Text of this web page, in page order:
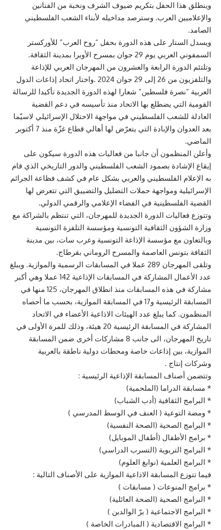
وينطلق هذا الحفل بتكريم ضيوف الشرف ونخبة من الفنانين
والإعلاميين العرب. وسترصد مداخيله لأبناء الشعب الفلسطيني
الصامد.
ويسدل الستار على هذه الدورة بحفل “روح العرب” للأوركستر
السمفوني العربي يوم 29 جوان بمسرح الأوبرا بمدينة الثقافة.
وتلتئم الدورة الرابعة والعشرون من المهرجان العربي للإذاعة
والتلفزيون من 26 إلى 29 جوان 2024 .واختار اتحاد إذاعات الدول
العربية “نصرة فلسطين” شعارا لهذه الدورة الجديدة تأكيدا للرسالة
القومية التي يضطلع بها الاتحاد منذ تأسيسه في دعم القضية
العادلة للشعب الفلسطيني في مواجهة الاحتلال الإسرائيلي لاسيّما
بعد العدوان والإبادة التي يتعرّض لها أهالي قطاع غزّة منذ 7 أكتوبر
الماضي.
وأعلن المنظمون أن جانبا من فعاليات هذه الدورة سيكون على
إيقاع الإشادة بصمود الشعب الفلسطيني والدور التاريخي الذي قام
به الإعلام الفلسطيني والعربي بشكل عام في كشف فظاعة الجرائم
الإسرائيلية ومواجهة حملات التضليل والتضييق التي تتعرض لها
القضية الفلسطينية في الفضاء الإعلامي والرقمي الدولي.
وتتوزع فعاليات الدورة الجديدة للمهرجان، التي تنتظم بالشراكة مع
وزارة الشؤون الثقافية التونسية ومؤسسة التلفزة التونسية
وبالتعاون مع مؤسسة الإذاعة التونسية وعرب سات، بين مدينة
الثقافة بتونس العاصمة والمسرح الروماني بقرطاج.
وتلقى المهرجان 289 عملا في المسابقات الرسمية والموازية. ويبلغ
عدد الأعمال المشاركة في المسابقات الإذاعية 142 عملا وهي أكبر
مشاركة في هذه المسابقات منذ انطلاق المهرجان، 125 منها في
المسابقة الرئيسية و17 في المسابقة الموازية، بحسب ما أحصاه
المنظمون. كما يبلغ عدد الهيئات الاذاعية الأعضاء في الاتحاد
المشاركة في المسابقة الرئيسية 20 هيئة، وذلك للمرة الأولى في
تاريخ المهرجان، الى جانب 8 مشاركات أخرى ضمن المسابقة
الموازية، بين إذاعات خاصة ومحطات دولية ناطقة بالعربية
وشركات إنتاج .
وتتضمن أصناف المسابقة الإذاعية الرئيسية :
* مسابقة الدراما (الملحمية)
* البرامج الثقافية (أدب الشباب)
* ومضة التوعية ( العنف في الوسط المدرسي )
* البرامج الصحية (الصحة النفسية)
* برامج الأطفال (أطفال الموبايل)
* البرامج التربوية (التسرب الدراسي)
* البرامج العلمية (نوابغ العلوم)
فيما تتوزع المسابقة الاذاعية الموازية على الأصناف التالية :
* برامج المنوعات ( مسابقات )
* البرامج الصحية (الصحة العائلية)
* البرامج الاجتماعية ( برّ الوالدين )
* البرامج الاقتصادية ( المبادرات الخاصة )